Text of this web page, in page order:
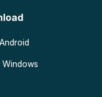
Windows